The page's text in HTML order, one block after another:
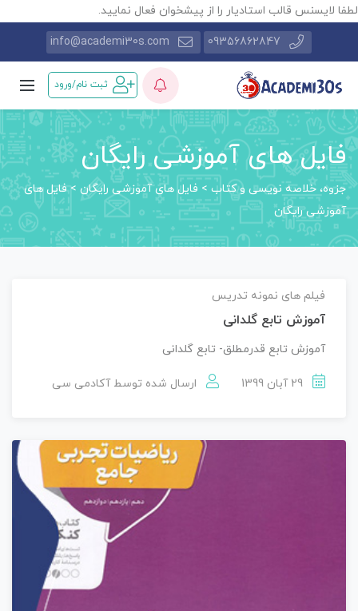
لطفا لایسنس قالب استادیار را از پیشخوان فعال نمایید.
09356862847
info@academi30s.com
ثبت نام/ورود
فایل های آموزشی رایگان
جزوه، خلاصه نویسی و کتاب> فایل های آموزشی رایگان>فایل های
آموزشی رایگان
فیلم های نمونه تدریس
آموزش تابع گلدانی
آموزش تابع قدرمطلق- تابع گلدانی
29 آبان 1399 ارسال شده توسط آکادمی سی